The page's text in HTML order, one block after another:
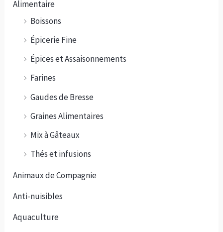
Alimentaire
Boissons
Épicerie Fine
Épices et Assaisonnements
Farines
Gaudes de Bresse
Graines Alimentaires
Mix à Gâteaux
Thés et infusions
Animaux de Compagnie
Anti-nuisibles
Aquaculture